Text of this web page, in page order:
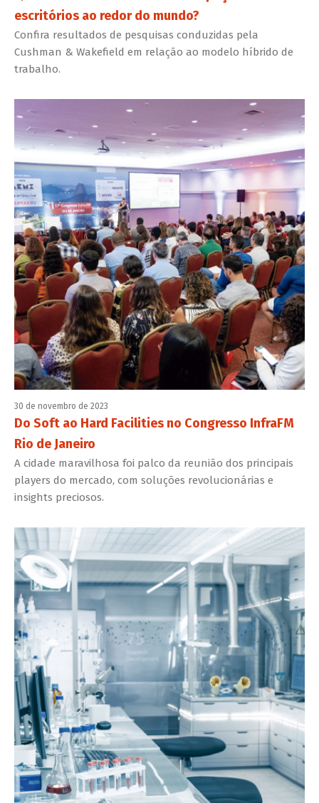
escritórios ao redor do mundo?
Confira resultados de pesquisas conduzidas pela
Cushman & Wakefield em relação ao modelo híbrido de
trabalho.
30 de novembro de 2023
Do Soft ao Hard Facilities no Congresso InfraFM
Rio de Janeiro
A cidade maravilhosa foi palco da reunião dos principais
players do mercado, com soluções revolucionárias e
insights preciosos.